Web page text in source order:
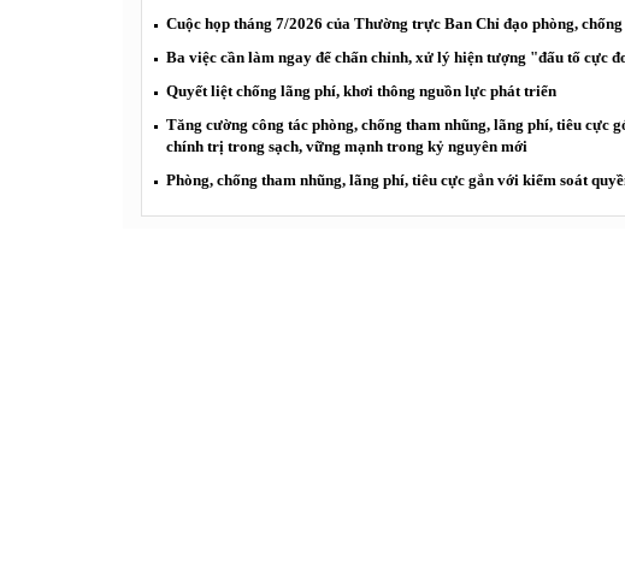
Cuộc họp tháng 7/2026 của Thường trực Ban Chỉ đạo phòng,
Ba việc cần làm ngay để chấn chỉnh, xử lý hiện tượng "đấu tố cực
Quyết liệt chống lãng phí, khơi thông nguồn lực phát triển
Tăng cường công tác phòng, chống tham nhũng, lãng phí, tiêu cực
chính trị trong sạch, vững mạnh trong kỷ nguyên mới
Phòng, chống tham nhũng, lãng phí, tiêu cực gắn với kiểm soát